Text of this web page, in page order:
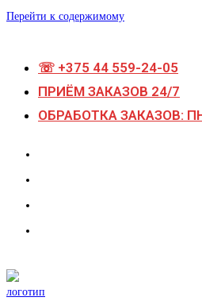
Перейти к содержимому
☏ +375 44 559-24-05
ПРИЁМ ЗАКАЗОВ 24/7
ОБРАБОТКА ЗАКАЗОВ: